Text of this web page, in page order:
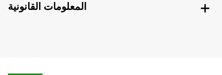
المعلومات القانونية